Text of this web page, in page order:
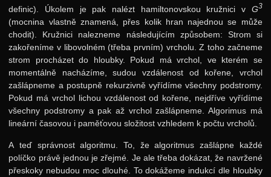
definic). Úkolem je pak nalézt hamiltonovskou kružnici v G3
(mocnina vlastně znamená, přes kolik hran najednou se může
chodit). Kružnici nalezneme následujícím způsobem: Strom si
zakořeníme v libovolném (třeba prvním) vrcholu. Z toho začneme
strom procházet do hloubky. Pokud má vrchol, ve kterém se
momentálně nacházíme, sudou vzdálenost od kořene, vrchol
zašlápneme a postupně rekurzivně vyřídíme všechny podstromy.
Pokud má vrchol lichou vzdálenost od kořene, nejdříve vyřídíme
všechny podstromy a pak až vrchol zašlápneme. Algorimus má
lineární časovou i paměťovou složitost vzhledem k počtu vrcholů.
A teď správnost algoritmu. To, že algoritmus zašlápne každé
políčko právě jednou je zřejmé. Je ale třeba dokázat, že navržené
přeskoky nebudou moc dlouhé. To dokážeme indukcí dle hloubky